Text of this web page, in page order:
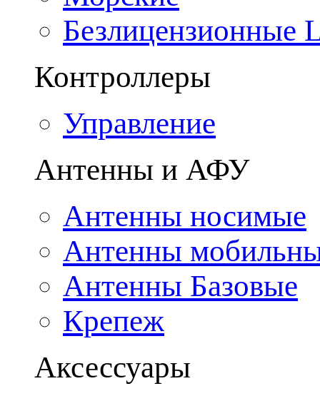
Безлицензионные
Контроллеры
Управление
Антенны и АФУ
Антенны носимые
Антенны
Антенны Базовые
Крепеж
Аксессуары